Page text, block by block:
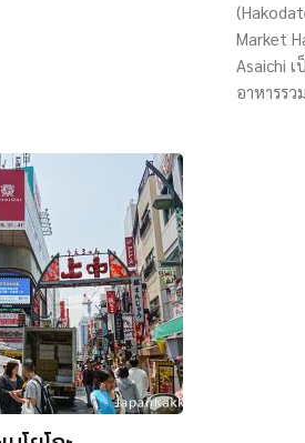
Market
Asaichi
อาหารรว